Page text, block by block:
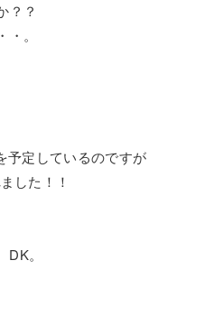
？？
。
予定しているのですが
した！！
。